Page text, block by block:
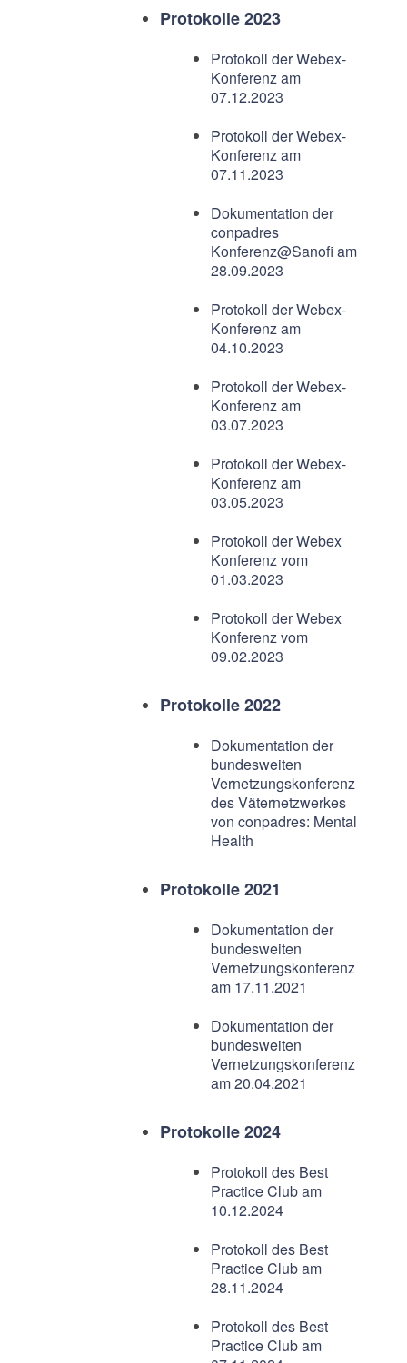
Protokolle 2023
Protokoll der Webex-
Konferenz am
07.12.2023
Protokoll der Webex-
Konferenz am
07.11.2023
Dokumentation der
conpadres
Konferenz@Sanofi am
28.09.2023
Protokoll der Webex-
Konferenz am
04.10.2023
Protokoll der Webex-
Konferenz am
03.07.2023
Protokoll der Webex-
Konferenz am
03.05.2023
Protokoll der Webex
Konferenz vom
01.03.2023
Protokoll der Webex
Konferenz vom
09.02.2023
Protokolle 2022
Dokumentation der
bundesweiten
Vernetzungskonferenz
des Väternetzwerkes
von conpadres: Mental
Health
Protokolle 2021
Dokumentation der
bundesweiten
Vernetzungskonferenz
am 17.11.2021
Dokumentation der
bundesweiten
Vernetzungskonferenz
am 20.04.2021
Protokolle 2024
Protokoll des Best
Practice Club am
10.12.2024
Protokoll des Best
Practice Club am
28.11.2024
Protokoll des Best
Practice Club am